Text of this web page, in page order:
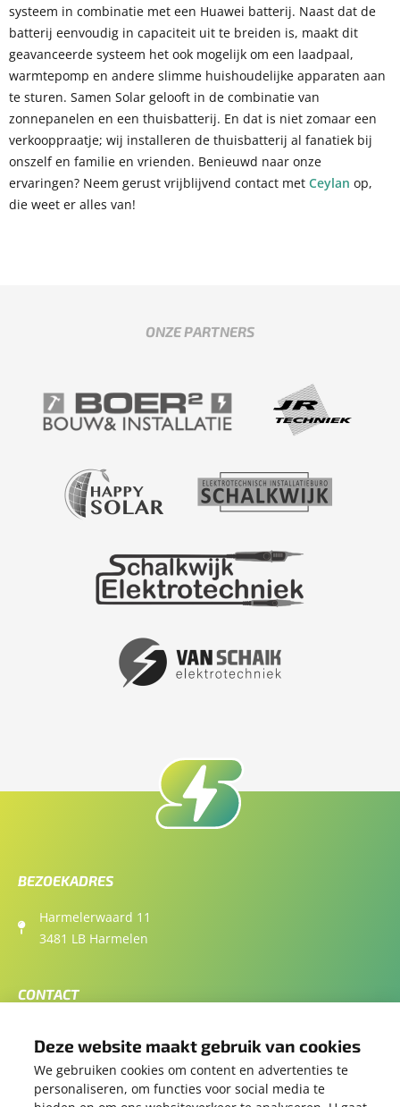
systeem in combinatie met een Huawei batterij. Naast dat de
batterij eenvoudig in capaciteit uit te breiden is, maakt dit
geavanceerde systeem het ook mogelijk om een laadpaal,
warmtepomp en andere slimme huishoudelijke apparaten aan
te sturen. Samen Solar gelooft in de combinatie van
zonnepanelen en een thuisbatterij. En dat is niet zomaar een
verkooppraatje; wij installeren de thuisbatterij al fanatiek bij
onszelf en familie en vrienden. Benieuwd naar onze
ervaringen? Neem gerust vrijblijvend contact met Ceylan op,
die weet er alles van!
ONZE PARTNERS
BEZOEKADRES
Harmelerwaard 11
3481 LB Harmelen
CONTACT
contact@samensolar.nl
Deze website maakt gebruik van cookies
We gebruiken cookies om content en advertenties te
personaliseren, om functies voor social media te